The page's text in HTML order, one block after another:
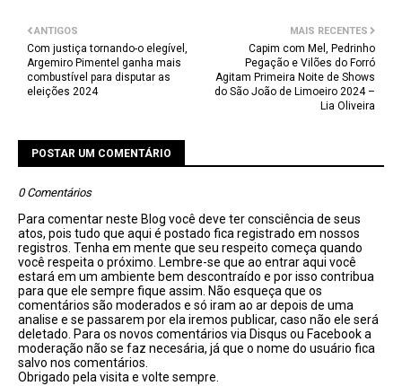
MAIS RECENTES
Capim com Mel, Pedrinho
Pegação e Vilões do Forró
Agitam Primeira Noite de Shows
do São João de Limoeiro 2024 –
Lia Oliveira
ANTIGOS
Com justiça tornando-o elegível,
Argemiro Pimentel ganha mais
combustível para disputar as
eleições 2024
POSTAR UM COMENTÁRIO
0 Comentários
Para comentar neste Blog você deve ter consciência de seus
atos, pois tudo que aqui é postado fica registrado em nossos
registros. Tenha em mente que seu respeito começa quando
você respeita o próximo. Lembre-se que ao entrar aqui você
estará em um ambiente bem descontraído e por isso contribua
para que ele sempre fique assim. Não esqueça que os
comentários são moderados e só iram ao ar depois de uma
analise e se passarem por ela iremos publicar, caso não ele será
deletado. Para os novos comentários via Disqus ou Facebook a
moderação não se faz necesária, já que o nome do usuário fica
salvo nos comentários.
Obrigado pela visita e volte sempre.